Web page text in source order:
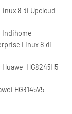
8 di Upcloud
Indihome
Linux 8 di
HG8245H5
HG8145V5